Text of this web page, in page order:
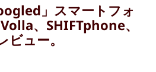
」スマートフォ
、SHIFTphone、
ュー。